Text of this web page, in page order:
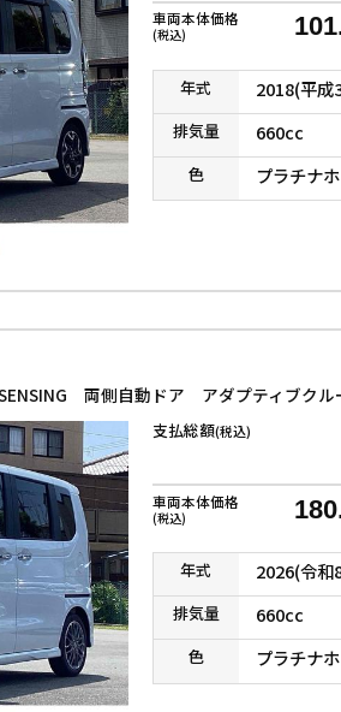
車両本体価格
(税込)
年式 2018(平成
排気量 660cc
色 プラチナ
支払総額(税込)
車両本体価格
(税込)
年式 2026(令和
排気量 660cc
色 プラチナ